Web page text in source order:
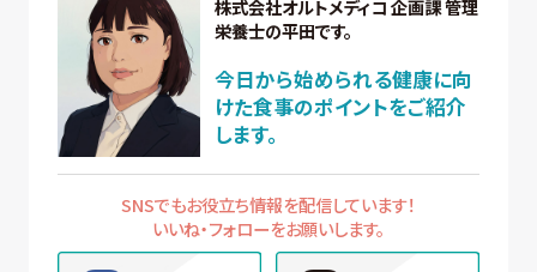
株式会社オルトメディコ 企画課 管理
栄養士の平田です。
今日から始められる健康に向
けた食事のポイントをご紹介
します。
SNSでもお役立ち情報を配信しています！
いいね・フォローをお願いします。